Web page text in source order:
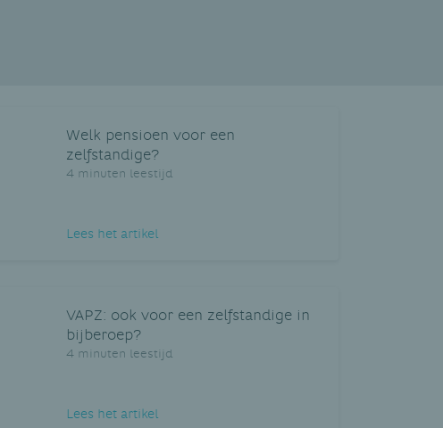
Welk pensioen voor een
zelfstandige?
4 minuten leestijd
Lees het artikel
VAPZ: ook voor een zelfstandige in
bijberoep?
4 minuten leestijd
Lees het artikel